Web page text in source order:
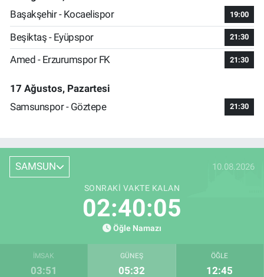
Başakşehir - Kocaelispor
19:00
Beşiktaş - Eyüpspor 21:30
Amed - Erzurumspor FK 21:30
17 Ağustos, Pazartesi
Samsunspor - Göztepe
21:30
SAMSUN 10.08.2026
SONRAKI VAKTE KALAN
02:40:04
Öğle Namazı
İMSAK
03:51
GÜNEŞ
05:32
ÖĞLE
12:45